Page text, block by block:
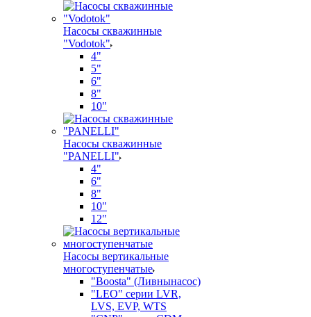
Насосы скважинные
"Vodotok"
4"
5"
6"
8"
10"
Насосы скважинные
"PANELLI"
4"
6"
8"
10"
12"
Насосы вертикальные
многоступенчатые
"Boosta" (Ливнынасос)
"LEO" серии LVR,
LVS, EVP, WTS